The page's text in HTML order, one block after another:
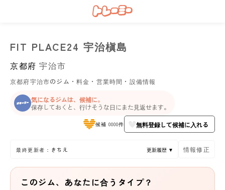
FIT PLACE24 宇治槇島
京都府 宇治市
京都府宇治市のジム・料金・営業時間・設備情報
気になるジムは、候補に。
保存しておくと、行けそうな日にまた見返せます。
候補 0000件 無料登録して候補に入れる
最終更新者：きちえ 更新履歴 ▼ 情報修正
このジム、あなたに合うタイプ？